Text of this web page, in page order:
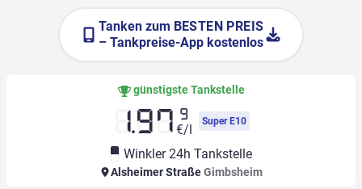
Tanken zum BESTEN PREIS
– Tankpreise-App kostenlos
günstigste Tankstelle
1.97 9
€/l
Super E10
Winkler 24h Tankstelle
Alsheimer StraßeGimbsheim